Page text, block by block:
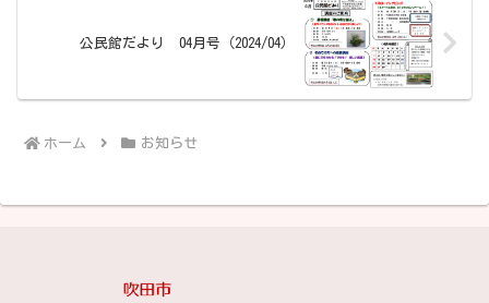
公民館だより 04月号（2024/04）
ホーム お知らせ